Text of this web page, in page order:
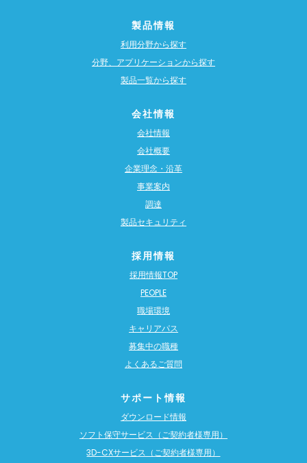
製品情報
利用分野から探す
分野、アプリケーションから探す
製品一覧から探す
会社情報
会社情報
会社概要
企業理念・沿革
事業案内
調達
製品セキュリティ
採用情報
採用情報TOP
PEOPLE
職場環境
キャリアパス
募集中の職種
よくあるご質問
サポート情報
ダウンロード情報
ソフト保守サービス（ご契約者様専用）
3D-CXサービス（ご契約者様専用）